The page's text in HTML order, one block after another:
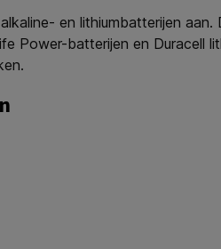
en lithiumbatterijen
Power-batterijen en Duracell